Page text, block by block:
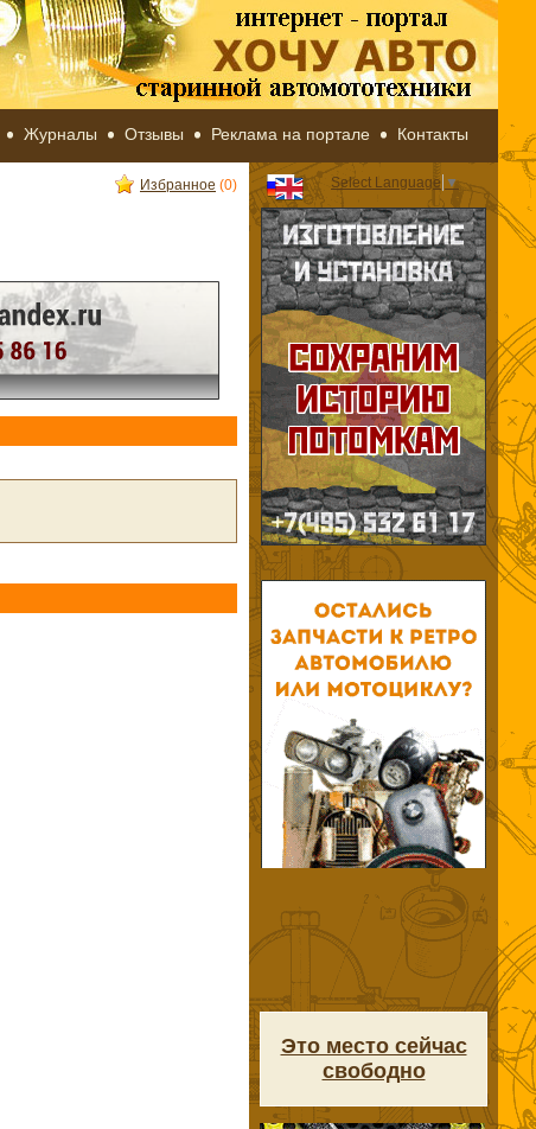
Журналы Отзывы Реклама на портале Контакты
Избранное (0) Select Language ▼
Это место сейчас
свободно